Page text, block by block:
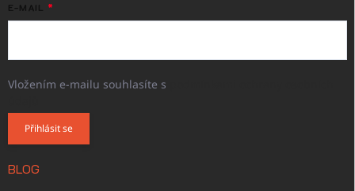
E-MAIL
Vložením e-mailu souhlasíte s
Přihlásit se
BLOG